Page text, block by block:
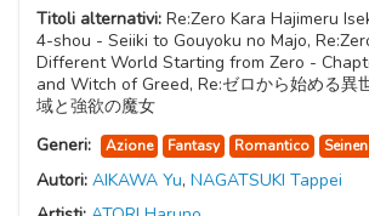
Titoli alternativi: Re:Zero Kara Hajimeru
4-shou - Seiiki to Gouyoku no Majo,
Different World Starting from Zero -
and Witch of Greed, Re:ゼロから始める異
域と強欲の魔女
Generi:
Azione Fantasy Romantico Seinen
Autori: AIKAWA Yu, NAGATSUKI Tappei